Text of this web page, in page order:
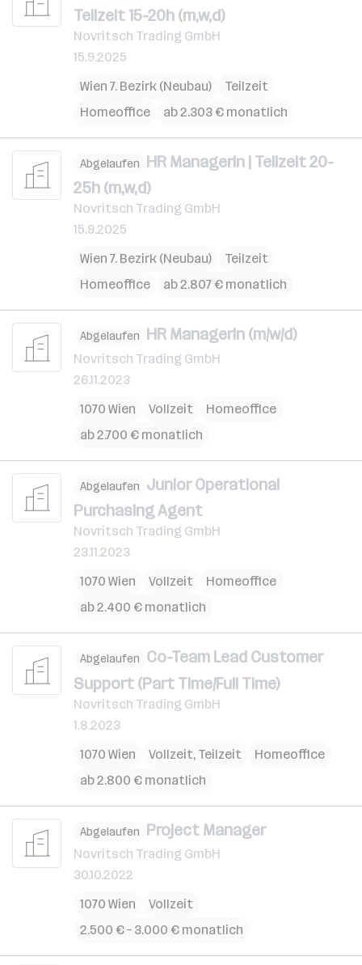
Teilzeit 15-20h (m,w,d)
Novritsch Trading GmbH
15.9.2025
Wien 7. Bezirk (Neubau)
Teilzeit
Homeoffice
ab 2.303 € monatlich
Abgelaufen HR ManagerIn | Teilzeit 20-
25h (m,w,d)
Novritsch Trading GmbH
15.9.2025
Wien 7. Bezirk (Neubau)
Teilzeit
Homeoffice
ab 2.807 € monatlich
Abgelaufen HR ManagerIn (m/w/d)
Novritsch Trading GmbH
26.11.2023
1070 Wien
Vollzeit
Homeoffice
ab 2.700 € monatlich
Abgelaufen Junior Operational
Purchasing Agent
Novritsch Trading GmbH
23.11.2023
1070 Wien
Vollzeit
Homeoffice
ab 2.400 € monatlich
Abgelaufen Co-Team Lead Customer
Support (Part Time/Full Time)
Novritsch Trading GmbH
1.8.2023
1070 Wien
Vollzeit, Teilzeit
Homeoffice
ab 2.800 € monatlich
Abgelaufen Project Manager
Novritsch Trading GmbH
30.10.2022
1070 Wien
Vollzeit
2.500 € – 3.000 € monatlich